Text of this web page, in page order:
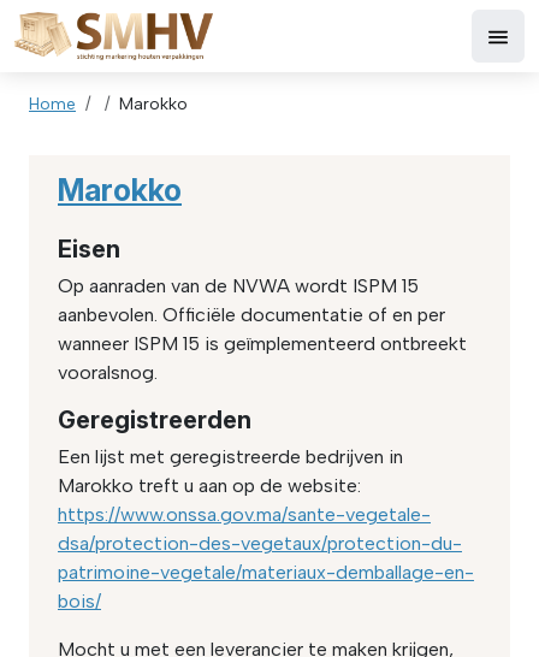
to main content
Breadcrumb
Home Marokko
Marokko
Eisen
Op aanraden van de NVWA wordt ISPM 15
aanbevolen. Officiële documentatie of en per
wanneer ISPM 15 is geïmplementeerd ontbreekt
vooralsnog.
Geregistreerden
Een lijst met geregistreerde bedrijven in
Marokko treft u aan op de website:
https://www.onssa.gov.ma/sante-vegetale-
dsa/protection-des-vegetaux/protection-du-
patrimoine-vegetale/materiaux-demballage-en-
bois/
Mocht u met een leverancier te maken krijgen,